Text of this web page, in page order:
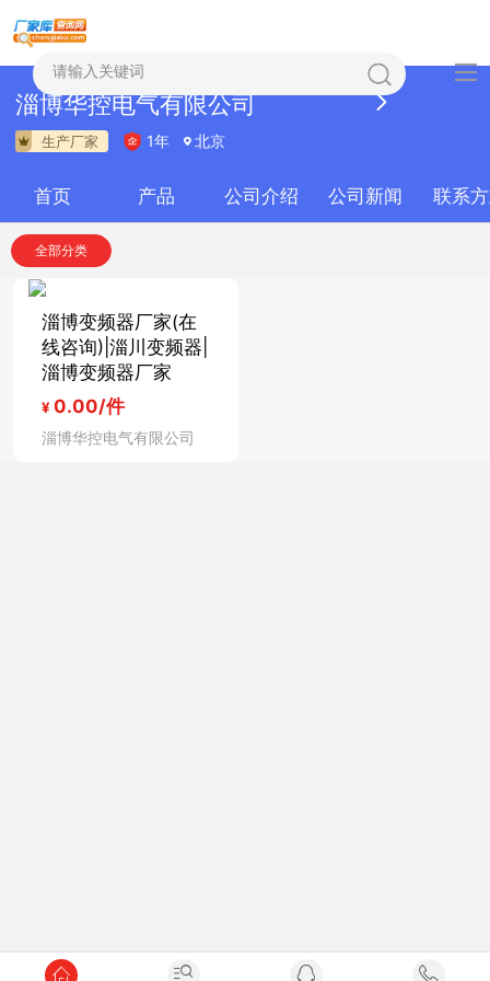
淄博华控电气有限公司 
 生产厂家 1年  北京
首页 产品 公司介绍 公司新闻 联系
全部分类
淄博变频器厂家(在
线咨询)|淄川变频器|
淄博变频器厂家
¥ 0.00/件
淄博华控电气有限公司
   